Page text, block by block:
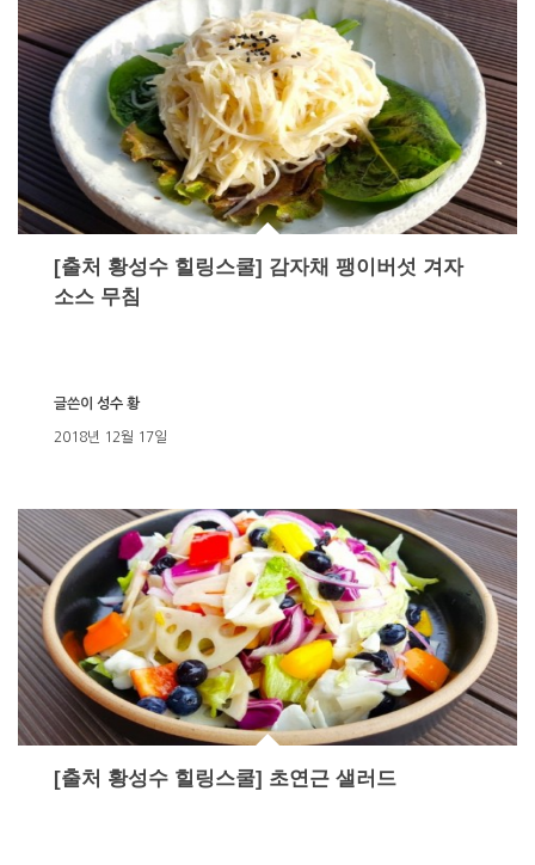
[출처 황성수 힐링스쿨] 감자채 팽이버섯 겨자
소스 무침
2018년 12월 17일
글쓴이 성수 황
[출처 황성수 힐링스쿨] 초연근 샐러드